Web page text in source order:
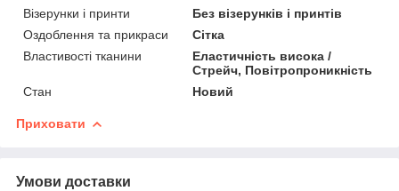
Візерунки і принти
Без візерунків і принтів
Оздоблення та прикраси
Сітка
Властивості тканини
Еластичність висока /
Стрейч, Повітропроникність
Стан
Новий
Приховати
Умови доставки